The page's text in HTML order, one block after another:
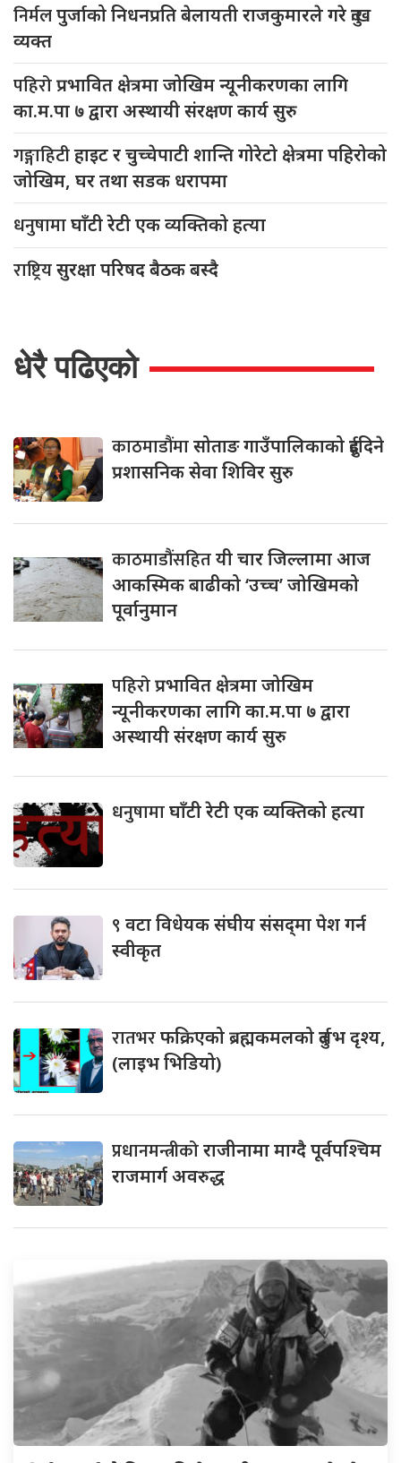
निर्मलपुर्जाको निधनप्रति बेलायती राजकुमारले गरे दुःख
व्यक्त
पहिरोप्रभावित क्षेत्रमा जोखिम न्यूनीकरणका लागि
का.म.पा ७ द्वारा अस्थायी संरक्षण कार्य सुरु
गङ्गाहिटीहाइट र चुच्चेपाटी शान्ति गोरेटो क्षेत्रमा पहिरोको
जोखिम, घर तथा सडक धरापमा
धनुषामाघाँटी रेटी एक व्यक्तिको हत्या
राष्ट्रियसुरक्षा परिषद बैठक बस्दै
धेरै पढिएको
काठमाडौंमासोताङ गाउँपालिकाको दुईदिने
प्रशासनिक सेवा शिविर सुरु
काठमाडौंसहितयी चार जिल्लामा आज
आकस्मिक बाढीको ‘उच्च’ जोखिमको
पूर्वानुमान
पहिरोप्रभावित क्षेत्रमा जोखिम
न्यूनीकरणका लागि का.म.पा ७ द्वारा
अस्थायी संरक्षण कार्य सुरु
धनुषामाघाँटी रेटी एक व्यक्तिको हत्या
९ वटा विधेयक संघीय संसद्‌मा पेश गर्न
स्वीकृत
रातभरफक्रिएको ब्रह्मकमलको दुर्लभ दृश्य,
(लाइभ भिडियो)
प्रधानमन्त्रीकोराजीनामा माग्दै पूर्वपश्चिम
राजमार्ग अवरुद्ध